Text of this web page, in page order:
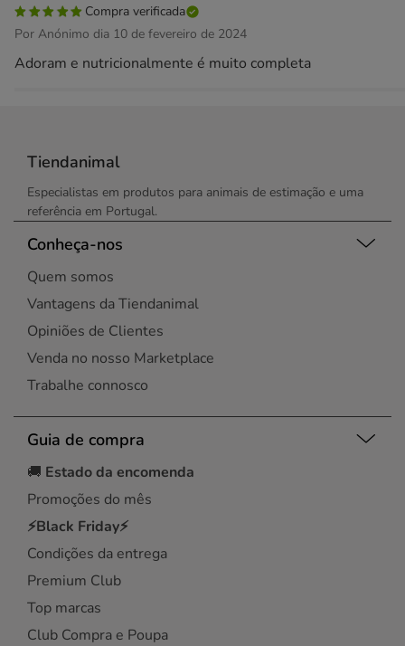
Compra verificada
Por Anónimo dia 10 de fevereiro de 2024
Adoram e nutricionalmente é muito completa
Tiendanimal
Especialistas em produtos para animais de estimação e uma
referência em Portugal.
Conheça-nos
Quem somos
Vantagens da Tiendanimal
Opiniões de Clientes
Venda no nosso Marketplace
Trabalhe connosco
Guia de compra
🚚 Estado da encomenda
Promoções do mês
⚡Black Friday⚡
Condições da entrega
Premium Club
Top marcas
Club Compra e Poupa